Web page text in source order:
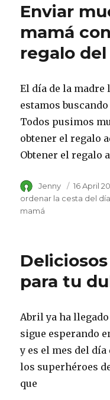
Enviar
mamá
regalo
El día de la
estamos
Todos pusimos
obtener el regalo
Obtener el regalo
Author
Jenny
Posted
on
16 April
ordenar la cesta del
mamá
para tu
Abril ya ha
sigue esperando
y es el mes del
los superhéroes
que